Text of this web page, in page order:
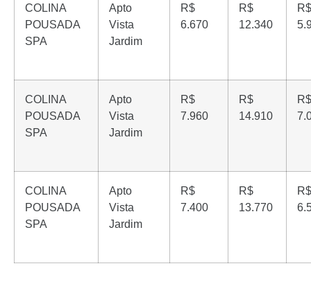
COLINA
POUSADA
SPA
Apto
Vista
Jardim
R$
6.670
R$
12.340
R$
COLINA
POUSADA
SPA
Apto
Vista
Jardim
R$
7.960
R$
14.910
R$
COLINA
POUSADA
SPA
Apto
Vista
Jardim
R$
7.400
R$
13.770
R$